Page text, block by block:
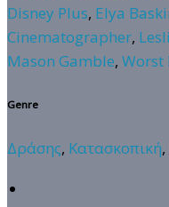
Disney Plus, Elya
Cinematographer,
Mason Gamble, Worst
Genre
Δράσης, Κατασκοπική,